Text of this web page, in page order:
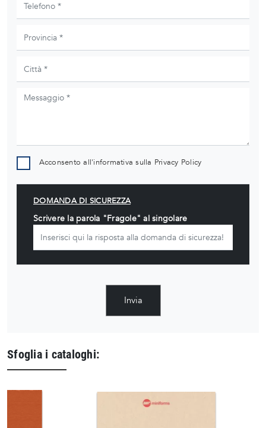
Acconsento all'informativa sulla Privacy Policy
DOMANDA DI SICUREZZA
Scrivere la parola "Fragole" al singolare
Invia
Sfoglia i cataloghi: